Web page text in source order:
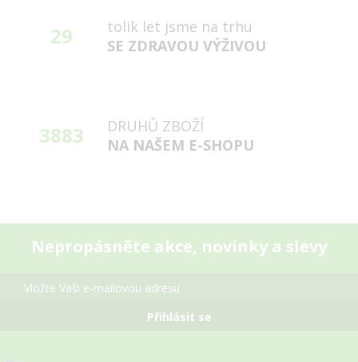
29
tolik let jsme na trhu
SE ZDRAVOU VÝŽIVOU
3883
DRUHŮ ZBOŽÍ
NA NAŠEM E-SHOPU
Nepropásněte akce, novinky a slevy
Přihlásit se